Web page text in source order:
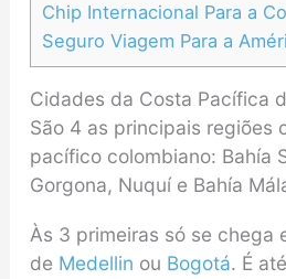
Chip Internacional Para a
Seguro Viagem Para a
Cidades da Costa Pacífica
São 4 as principais regiões
pacífico colombiano: Bahía
Gorgona, Nuquí e Bahía
Às 3 primeiras só se chega
de Medellin ou Bogotá. É